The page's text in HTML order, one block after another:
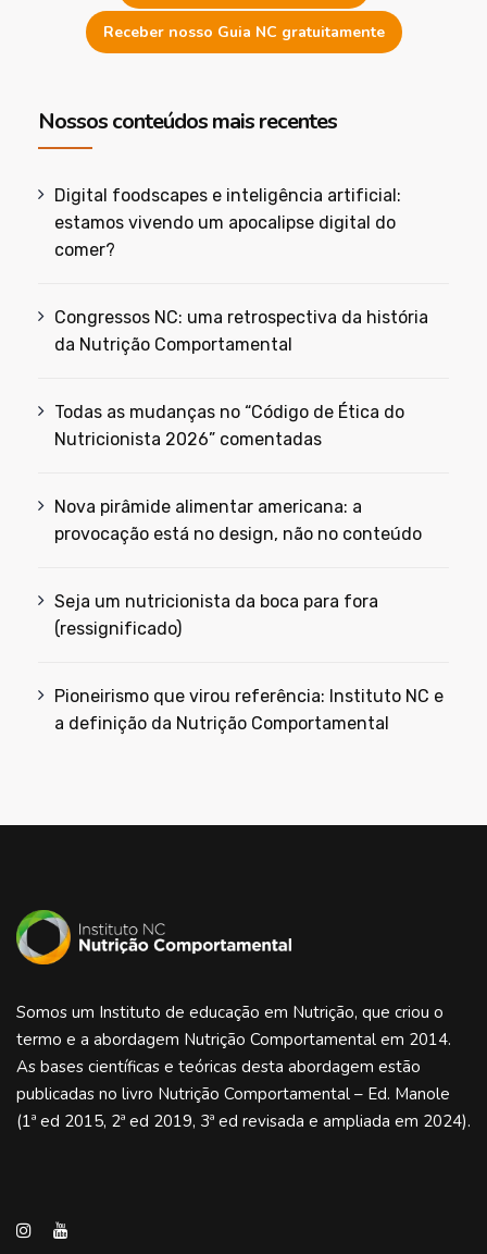
Receber nosso Guia NC gratuitamente
Nossos conteúdos mais recentes
Digital foodscapes e inteligência artificial:
estamos vivendo um apocalipse digital do
comer?
Congressos NC: uma retrospectiva da história
da Nutrição Comportamental
Todas as mudanças no “Código de Ética do
Nutricionista 2026” comentadas
Nova pirâmide alimentar americana: a
provocação está no design, não no conteúdo
Seja um nutricionista da boca para fora
(ressignificado)
Pioneirismo que virou referência: Instituto NC e
a definição da Nutrição Comportamental
Somos um Instituto de educação em Nutrição, que criou o
termo e a abordagem Nutrição Comportamental em 2014.
As bases científicas e teóricas desta abordagem estão
publicadas no livro Nutrição Comportamental – Ed. Manole
(1ª ed 2015, 2ª ed 2019, 3ª ed revisada e ampliada em 2024).